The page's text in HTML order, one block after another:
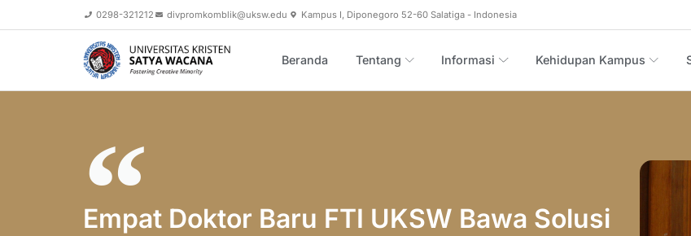
0298-321212 divpromkomblik@uksw.edu Kampus I, Diponegoro 52-60 Salatiga - Indonesia
Beranda Tentang Informasi Kehidupan Kampus
Empat Doktor Baru FTI UKSW Bawa Solusi